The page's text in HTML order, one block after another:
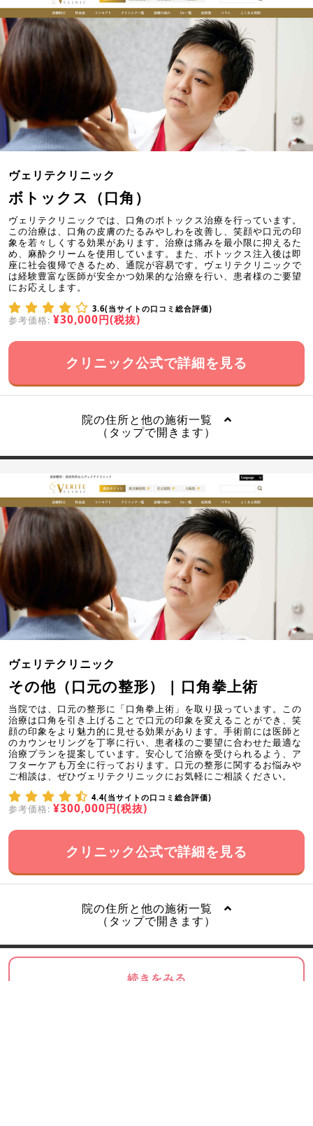
ヴェリテクリニック
ボトックス（口角）
ヴェリテクリニックでは、口角のボトックス治療を行っています。
この治療は、口角の皮膚のたるみやしわを改善し、笑顔や口元の印
象を若々しくする効果があります。治療は痛みを最小限に抑えるた
め、麻酔クリームを使用しています。また、ボトックス注入後は即
座に社会復帰できるため、通院が容易です。ヴェリテクリニックで
は経験豊富な医師が安全かつ効果的な治療を行い、患者様のご要望
にお応えします。
3.6(当サイトの口コミ総合評価)
参考価格: ¥30,000円(税抜)
クリニック公式で詳細を見る
院の住所と他の施術一覧
（タップで開きます）
ヴェリテクリニック
その他（口元の整形） | 口角拳上術
当院では、口元の整形に「口角拳上術」を取り扱っています。この
治療は口角を引き上げることで口元の印象を変えることができ、笑
顔の印象をより魅力的に見せる効果があります。手術前には医師と
のカウンセリングを丁寧に行い、患者様のご要望に合わせた最適な
治療プランを提案しています。安心して治療を受けられるよう、ア
フターケアも万全に行っております。口元の整形に関するお悩みや
ご相談は、ぜひヴェリテクリニックにお気軽にご相談ください。
4.4(当サイトの口コミ総合評価)
参考価格: ¥300,000円(税抜)
クリニック公式で詳細を見る
院の住所と他の施術一覧
（タップで開きます）
続きをみる